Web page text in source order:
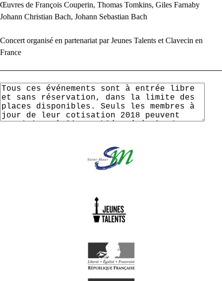
Œuvres de François Couperin, Thomas Tomkins, Giles Farnaby
Johann Christian Bach, Johann Sebastian Bach
Concert organisé en partenariat par Jeunes Talents et Clavecin en
France